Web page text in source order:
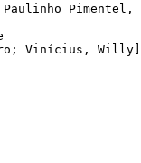
Pimentel,
Vinícius, Willy]